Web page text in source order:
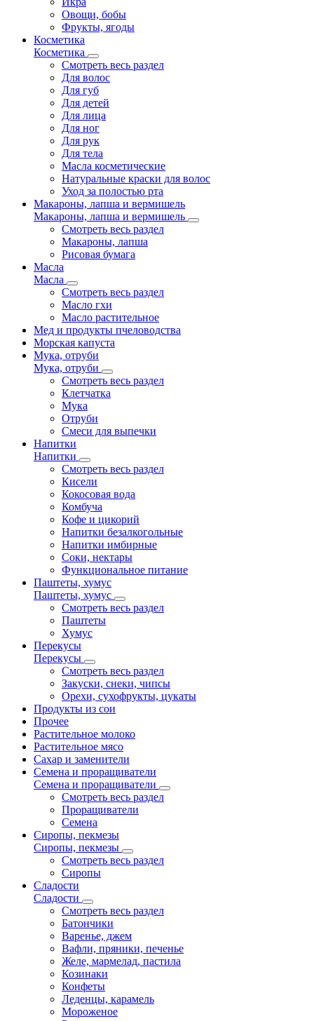
Овощи, бобы
Фрукты, ягоды
Косметика
Косметика
Смотреть весь раздел
Для волос
Для губ
Для детей
Для лица
Для ног
Для рук
Для тела
Масла косметические
Натуральные краски для волос
Уход за полостью рта
Макароны, лапша и вермишель
Макароны, лапша и вермишель
Смотреть весь раздел
Макароны, лапша
Рисовая бумага
Масла
Масла
Смотреть весь раздел
Масло гхи
Масло растительное
Мед и продукты пчеловодства
Морская капуста
Мука, отруби
Мука, отруби
Смотреть весь раздел
Клетчатка
Мука
Отруби
Смеси для выпечки
Напитки
Напитки
Смотреть весь раздел
Кисели
Кокосовая вода
Комбуча
Кофе и цикорий
Напитки безалкогольные
Напитки имбирные
Соки, нектары
Функциональное питание
Паштеты, хумус
Паштеты, хумус
Смотреть весь раздел
Паштеты
Хумус
Перекусы
Перекусы
Смотреть весь раздел
Закуски, снеки, чипсы
Орехи, сухофрукты, цукаты
Продукты из сои
Прочее
Растительное молоко
Растительное мясо
Сахар и заменители
Семена и проращиватели
Семена и проращиватели
Смотреть весь раздел
Проращиватели
Семена
Сиропы, пекмезы
Сиропы, пекмезы
Смотреть весь раздел
Сиропы
Сладости
Сладости
Смотреть весь раздел
Батончики
Варенье, джем
Вафли, пряники, печенье
Желе, мармелад, пастила
Козинаки
Конфеты
Леденцы, карамель
Мороженое